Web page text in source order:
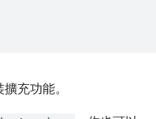
充功能。